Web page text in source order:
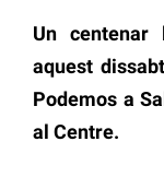
Un centenar
aquest
Podemos a
al Centre.